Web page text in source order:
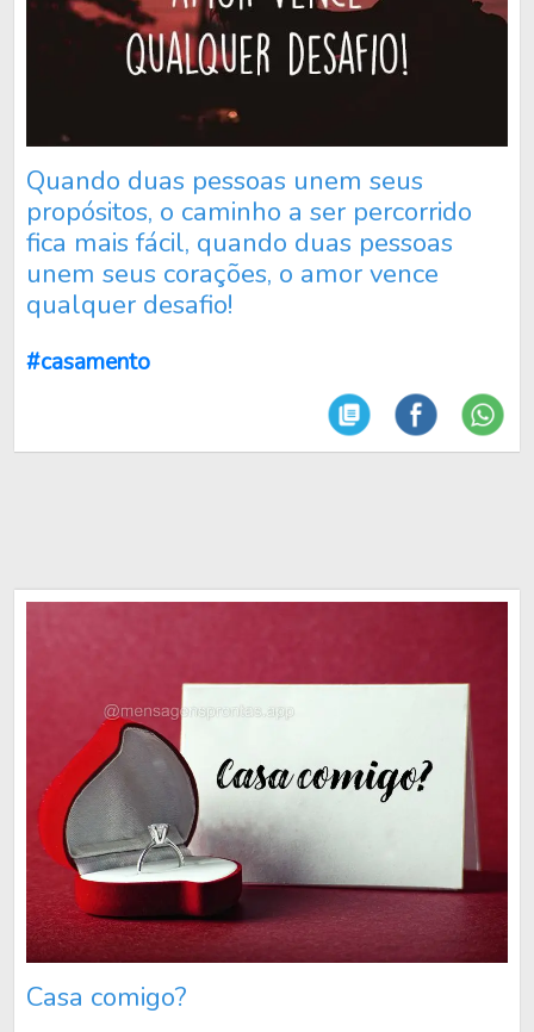
Quando duas pessoas unem seus
propósitos, o caminho a ser percorrido
fica mais fácil, quando duas pessoas
unem seus corações, o amor vence
qualquer desafio!
#casamento
Casa comigo?